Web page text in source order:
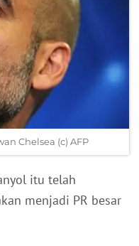
Chelsea (c) AFP
itu telah
menjadi PR besar